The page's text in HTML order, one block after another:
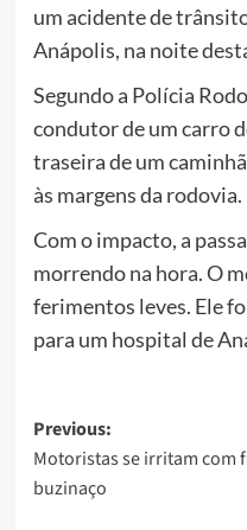
um acidente de
Anápolis, na noite
Segundo a Polícia
condutor de um carro
traseira de um
às margens da rodovia.
Com o impacto, a
morrendo na hora. O
ferimentos leves. Ele
para um hospital de
Post
navigation
Previous:
Motoristas se irritam com
buzinaço